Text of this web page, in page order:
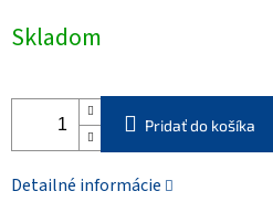
cena:
Skladom
Pridať do košíka
Detailné informácie